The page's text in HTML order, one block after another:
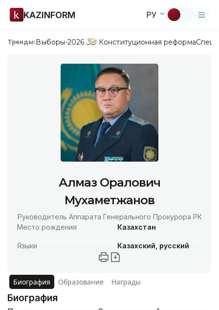
KAZINFORM РУ
Тренды:Выборы-2026 Конституционная реформа
Алмаз Оралович
Мухаметжанов
Руководитель Аппарата Генерального Прокурора РК
Место рождения
Казахстан
Языки Казахский, русский
Биография Образование Награды
Биография